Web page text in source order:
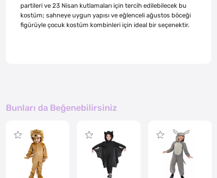
partileri ve 23 Nisan kutlamaları için tercih edilebilecek bu
kostüm; sahneye uygun yapısı ve eğlenceli ağustos böceği
figürüyle çocuk kostüm kombinleri için ideal bir seçenektir.
Bunları da Beğenebilirsiniz